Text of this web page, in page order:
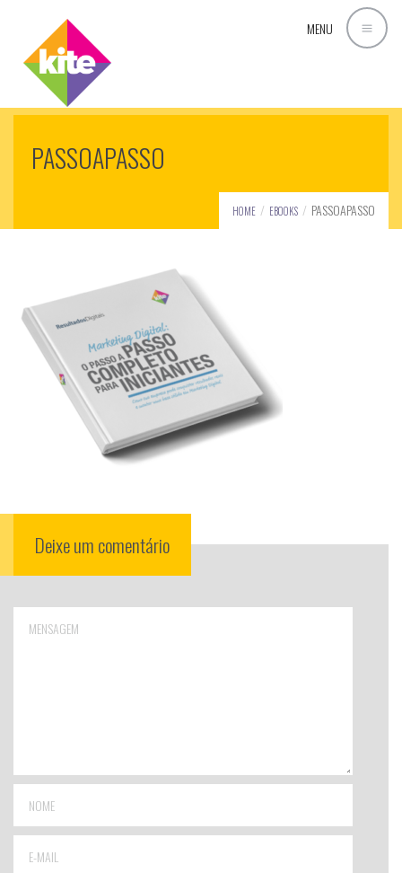
MENU
PASSOAPASSO
HOME EBOOKS PASSOAPASSO
Deixe um comentário